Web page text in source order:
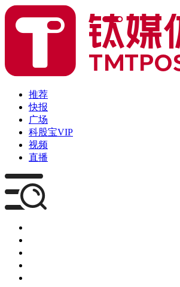
推荐
快报
广场
科股宝VIP
视频
直播